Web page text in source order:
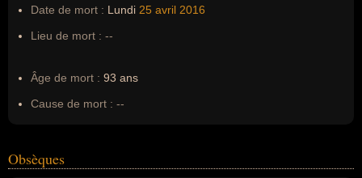
Date de mort : Lundi 25 avril 2016
Lieu de mort : --
Âge de mort : 93 ans
Cause de mort : --
Obsèques